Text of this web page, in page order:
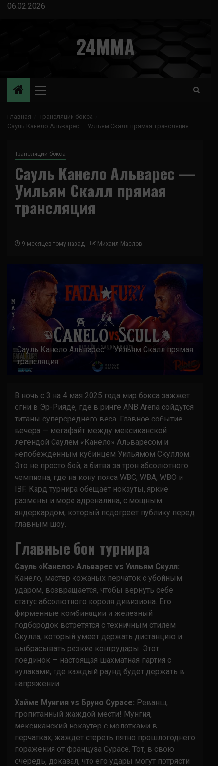
Перейти
06.02.2026
24MMA
Основное
Главная
Трансляции бокса
Сауль Канело Альварес — Уильям Скалл прямая трансляция
Трансляции бокса
Сауль Канело Альварес —
Уильям Скалл прямая
трансляция
9 месяцев тому назад Михаил Маслов
Сауль Канело Альварес — Уильям Скалл прямая
трансляция
В ночь с 3 на 4 мая 2025 года мир бокса зажжет
огни в Эр-Рияде, где в ринге ANB Arena сойдутся
титаны суперсреднего веса. Главное событие
вечера — мегафайт между мексиканской
легендой Саулем «Канело» Альваресом и
непобежденным кубинцем Уильямом Скуллом.
Это не просто бой, а битва за трон абсолютного
чемпиона, где на кону пояса WBC, WBA, WBO и
IBF. Кард турнира обещает нокауты, яркие
размены и море адреналина, с мощным
андеркардом, который подогреет публику перед
главным шоу.
Главные бои турнира
Сауль «Канело» Альварес vs Уильям Скулл:
Канело, мастер кожаных перчаток с убойным
ударом, возвращается, чтобы вернуть себе
статус абсолютного короля дивизиона. Его
фирменные комбинации и железный
подбородок встретятся с техничным стилем
Скулла, который умеет держать дистанцию и
выбрасывать резкие контрудары. Этот
поединок — настоящая шахматная партия с
кулаками, где каждый раунд будет держать в
напряжении.
Хайме Мунгия vs Бруно Сурасе: Реванш,
пропитанный жаждой мести! Мунгия,
мексиканский нокаутер с молотками в
перчатках, жаждет стереть пятно прошлогоднего
поражения от француза Сурасе. Тот, в свою
очередь, доказал, что его удары могут потрясти